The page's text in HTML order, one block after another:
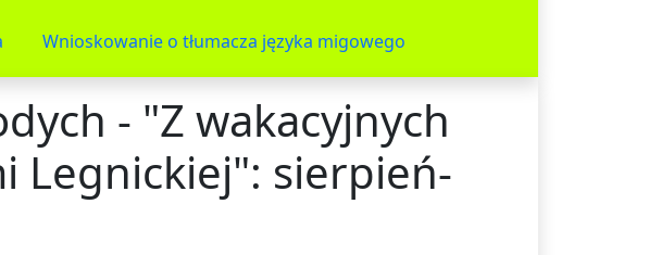
Wnioskowanie o tłumacza języka migowego
- "Z wakacyjnych
Legnickiej": sierpień-